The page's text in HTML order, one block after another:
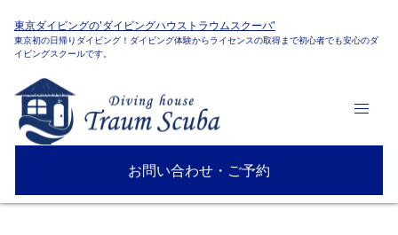
東京ダイビングの'ダイビングハウストラウムスクーバ'
東京初の日帰りダイビング！ダイビング体験からライセンスの取得まで初心者でも安心のダ
イビングスクールです。
お問い合わせ・ご予約